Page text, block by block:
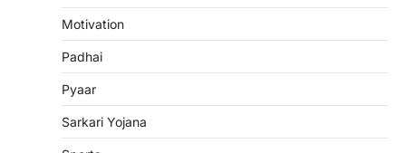
Motivation
Padhai
Pyaar
Sarkari Yojana